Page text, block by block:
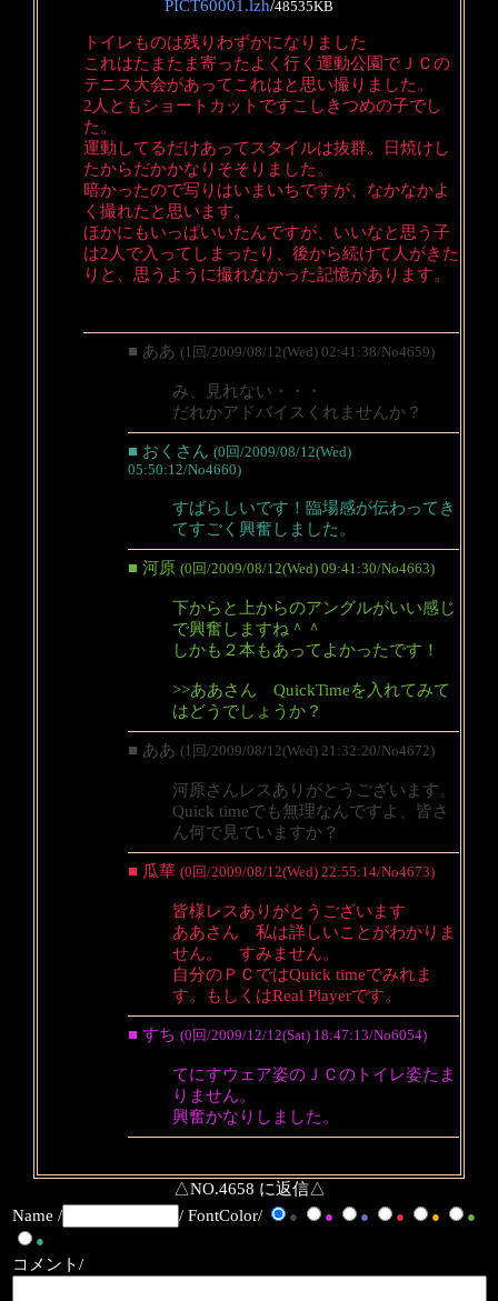
PICT60001.lzh/48535KB
トイレものは残りわずかになりました
これはたまたま寄ったよく行く運動公園でＪＣの
テニス大会があってこれはと思い撮りました。
2人ともショートカットですこしきつめの子でし
た。
運動してるだけあってスタイルは抜群。日焼けし
たからだかかなりそそりました。
暗かったので写りはいまいちですが、なかなかよ
く撮れたと思います。
ほかにもいっぱいいたんですが、いいなと思う子
は2人で入ってしまったり、後から続けて人がきた
りと、思うように撮れなかった記憶があります。
■ ああ (1回/2009/08/12(Wed) 02:41:38/No4659)
み、見れない・・・
だれかアドバイスくれませんか？
■ おくさん (0回/2009/08/12(Wed)
05:50:12/No4660)
すばらしいです！臨場感が伝わってき
てすごく興奮しました。
■ 河原 (0回/2009/08/12(Wed) 09:41:30/No4663)
下からと上からのアングルがいい感じ
で興奮しますね＾＾
しかも２本もあってよかったです！
>>ああさん QuickTimeを入れてみて
はどうでしょうか？
■ ああ (1回/2009/08/12(Wed) 21:32:20/No4672)
河原さんレスありがとうございます。
Quick timeでも無理なんですよ、皆さ
ん何で見ていますか？
■ 瓜華 (0回/2009/08/12(Wed) 22:55:14/No4673)
皆様レスありがとうございます
ああさん 私は詳しいことがわかりま
せん。 すみません。
自分のＰＣではQuick timeでみれま
す。もしくはReal Playerです。
■ すち (0回/2009/12/12(Sat) 18:47:13/No6054)
てにすウェア姿のＪＣのトイレ姿たま
りません。
興奮かなりしました。
△NO.4658 に返信△
Name /
/ FontColor/ ● ● ● ● ●
●
●
コメント/